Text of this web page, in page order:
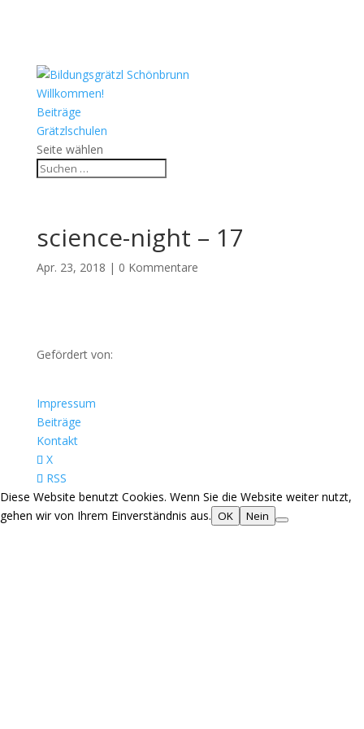
Willkommen!
Beiträge
Grätzlschulen
Seite wählen
science-night – 17
Apr. 23, 2018 | 0 Kommentare
Gefördert von:
Impressum
Beiträge
Kontakt
X
RSS
Diese Website benutzt Cookies. Wenn Sie die Website weiter nutzt,
gehen wir von Ihrem Einverständnis aus. OK Nein